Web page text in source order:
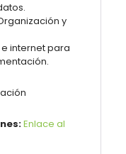
y
internet para
Enlace al